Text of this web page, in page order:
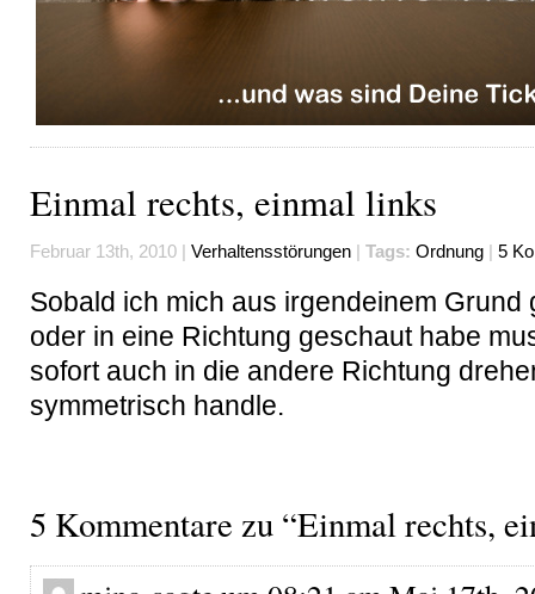
Einmal rechts, einmal links
Februar 13th, 2010 | Verhaltensstörungen | Tags: Ordnung | 5
Sobald ich mich aus irgendeinem Grund
oder in eine Richtung geschaut habe
sofort auch in die andere Richtung
symmetrisch handle.
5 Kommentare zu “Einmal rechts,